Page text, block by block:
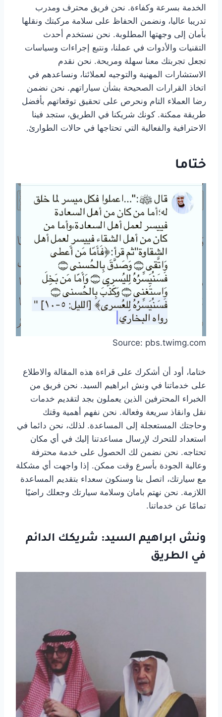
الخدمة بسرعة وكفاءة. نحن فريق محترف ومدرب
تدريبا عاليا، ونضمن الحفاظ على سلامة مركبتك ونقلها
بأمان إلى وجهتها المطلوبة. نحن نستخدم أحدث
التقنيات والأدوات في عملنا، ونتبع إجراءات وسياسات
تجعل تجربتك معنا سهلة ومريحة. نحن نقدم
الاستشارات المهنية والتوجيه لعملائنا، ونساعدهم في
اتخاذ القرارات الصحيحة بشأن سياراتهم. نحن نضمن
رضا العملاء التام ونحرص على تحقيق توقعاتهم بأفضل
طريقة ممكنة. كونك شريكنا في الطريق، ستجد فينا
الاحترافية والفعالية التي تحتاجها في حالات الطوارئ.
ختاما
Source: pbs.twimg.com
ختاما، أود أن أشكرك على قراءة هذه المقالة والاطلاع
على خدماتنا في ونش ابراهيم السيد. نحن فريق من
الخبراء المحترفين الذين يعملون بجد لتقديم خدمات
نقل وانقاذ سريعة وفعالة. نحن نفهم أهمية وقتك
وحاجتك المستعجلة إلى المساعدة. لذلك، نحن دائما في
استعداد للتحرك لإرسال مساعدتنا إليك في أي مكان
تحتاجه. نحن نضمن لك الحصول على خدمة محترفة
وعالية الجودة بأسرع وقت ممكن. إذا واجهت أي مشكلة
مع سيارتك، اتصل بنا وسنكون سعداء بتقديم المساعدة
اللازمة. نحن نهتم بامان وسلامة سيارتك وجعلك راضيًا
تمامًا عن خدماتنا.
ونش ابراهيم السيد: شريكك الدائم
في الطريق